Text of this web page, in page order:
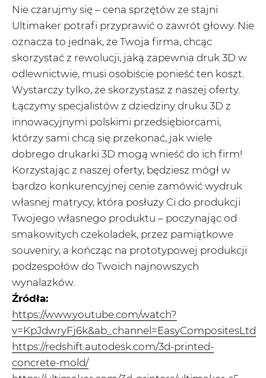
Nie czarujmy się – cena sprzętów ze stajni
Ultimaker potrafi przyprawić o zawrót głowy. Nie
oznacza to jednak, że Twoja firma, chcąc
skorzystać z rewolucji, jaką zapewnia druk 3D w
odlewnictwie, musi osobiście ponieść ten koszt.
Wystarczy tylko, że skorzystasz z naszej oferty.
Łączymy specjalistów z dziedziny druku 3D z
innowacyjnymi polskimi przedsiębiorcami,
którzy sami chcą się przekonać, jak wiele
dobrego drukarki 3D mogą wnieść do ich firm!
Korzystając z naszej oferty, będziesz mógł w
bardzo konkurencyjnej cenie zamówić wydruk
własnej matrycy, która posłuży Ci do produkcji
Twojego własnego produktu – poczynając od
smakowitych czekoladek, przez pamiątkowe
souveniry, a kończąc na prototypowej produkcji
podzespołów do Twoich najnowszych
wynalazków.
Źródła:
https://www.youtube.com/watch?
v=KpJdwryFj6k&ab_channel=EasyCompositesLtd
https://redshift.autodesk.com/3d-printed-
concrete-mold/